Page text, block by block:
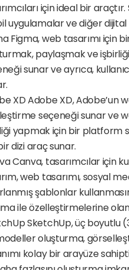
için ideal bir
uygulamalar ve diğer dijital
Figma, web tasarımı için
paylaşmak ve
sunar ve ayrıca,
XD Adobe XD, Adobe’un
seçeneği sunar ve
yapmak için bir platform
dizi araç sunar.
Canva, tasarımcılar için
web tasarımı, sosyal
şablonlar
ile özelleştirmelerine
SketchUp, üç boyutlu
oluşturma,
kolay bir arayüze